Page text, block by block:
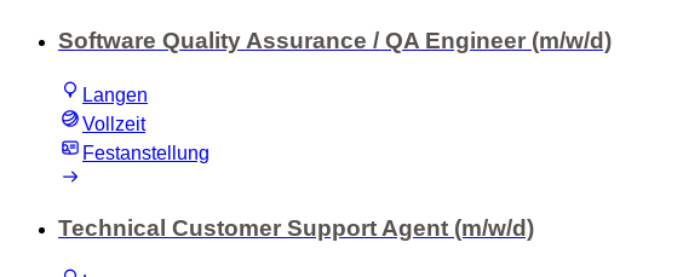
Software Quality Assurance / QA Engineer (m/w/d)
Langen
Vollzeit
Festanstellung
Technical Customer Support Agent (m/w/d)